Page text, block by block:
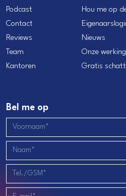
Podcast
Hou me op
Contact
Reviews
Nieuws
Team
Onze werking
Kantoren
Gratis
Bel me op